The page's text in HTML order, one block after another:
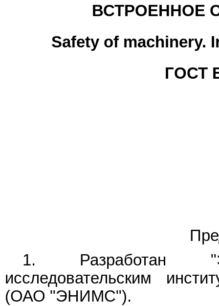
ВСТРОЕННОЕ
Safety of machinery.
ГОСТ
1. Разработан
исследовательским
(ОАО "ЭНИМС").